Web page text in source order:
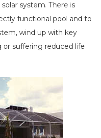
system. There is
functional pool and to
wind up with key
suffering reduced life